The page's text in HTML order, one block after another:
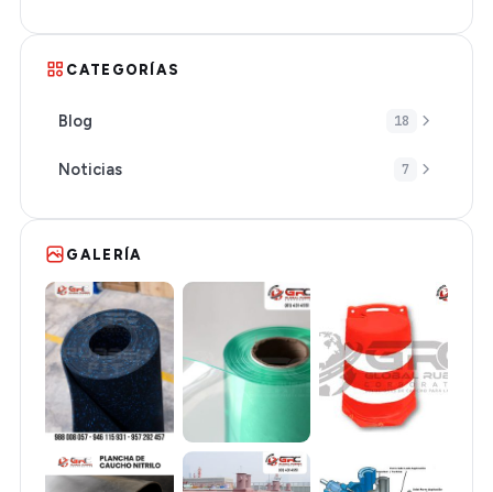
CATEGORÍAS
Blog 18
Noticias 7
GALERÍA